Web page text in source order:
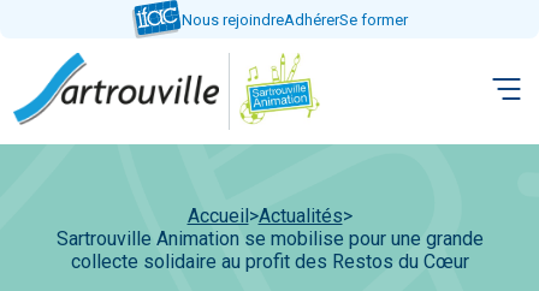
contenu
Nous rejoindreAdhérerSe former
Accueil>Actualités>
Sartrouville Animation se mobilise pour une grande
collecte solidaire au profit des Restos du Cœur